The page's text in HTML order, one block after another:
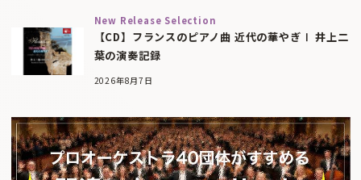
New Release Selection
【CD】フランスのピアノ曲 近代の華やぎⅠ 井上二
葉の演奏記録
2026年8月7日